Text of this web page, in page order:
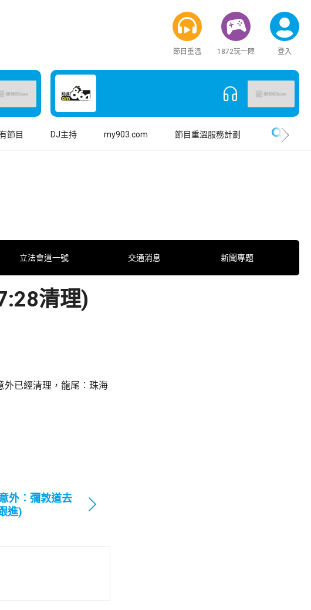
節目重溫 1872玩一陣 登入
節目 DJ主持 my903.com 節目重溫服務計劃
立法會道一號 交通消息 新聞專題
清理)
外已經清理，龍尾︰珠海
外︰彌敦道去
進)